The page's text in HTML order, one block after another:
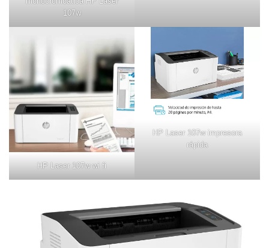
107w
HP Laser 107w wi fi
HP Laser 107w impresora
rápida